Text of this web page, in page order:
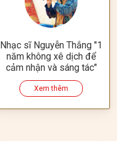
Nhạc sĩ Nguyễn Thắng "1
năm không xê dịch để
cảm nhận và sáng tác"
Xem thêm